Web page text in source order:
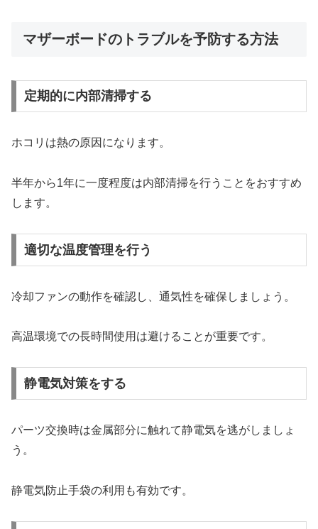
マザーボードのトラブルを予防する方法
定期的に内部清掃する
ホコリは熱の原因になります。
半年から1年に一度程度は内部清掃を行うことをおすすめ
します。
適切な温度管理を行う
冷却ファンの動作を確認し、通気性を確保しましょう。
高温環境での長時間使用は避けることが重要です。
静電気対策をする
パーツ交換時は金属部分に触れて静電気を逃がしましょ
う。
静電気防止手袋の利用も有効です。